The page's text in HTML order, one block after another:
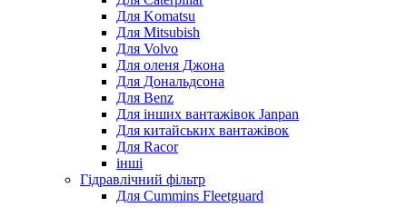
Для Komatsu
Для Mitsubish
Для Volvo
Для оленя Джона
Для Дональдсона
Для Benz
Для інших вантажівок Janpan
Для китайських вантажівок
Для Racor
інші
Гідравлічний фільтр
Для Cummins Fleetguard